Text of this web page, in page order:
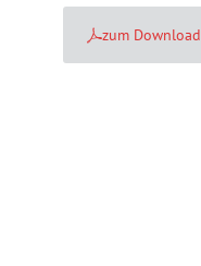
zum Download